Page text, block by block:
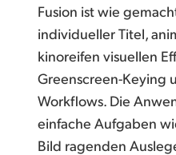
Fusion ist wie
individueller Titel,
kinoreifen visuellen
Greenscreen-Keying
Workflows. Die
einfache Aufgaben
Bild ragenden